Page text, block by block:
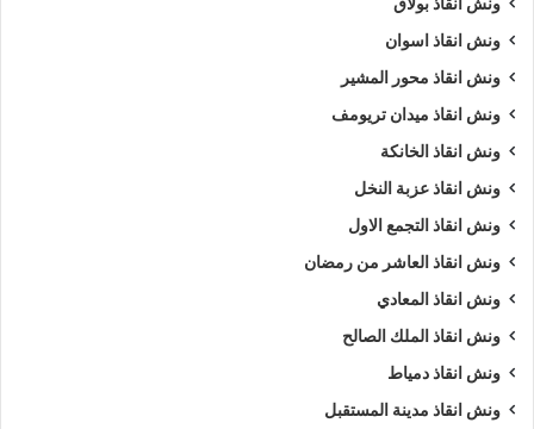
ونش انقاذ اسوان
ونش انقاذ محور المشير
ونش انقاذ ميدان تريومف
ونش انقاذ الخانكة
ونش انقاذ عزبة النخل
ونش انقاذ التجمع الاول
ونش انقاذ العاشر من رمضان
ونش انقاذ المعادي
ونش انقاذ الملك الصالح
ونش انقاذ دمياط
ونش انقاذ مدينة المستقبل